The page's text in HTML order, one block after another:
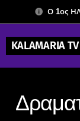
Ο 1ος
KALAMARIA TV